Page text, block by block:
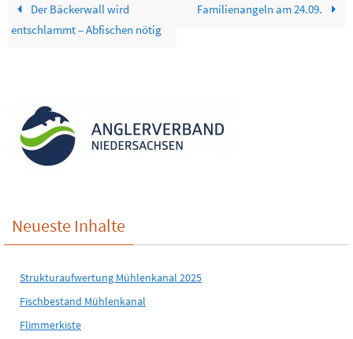
Der Bäckerwall wird
entschlammt – Abfischen nötig
Familienangeln am 24.09.
Neueste Inhalte
Strukturaufwertung Mühlenkanal 2025
Fischbestand Mühlenkanal
Flimmerkiste